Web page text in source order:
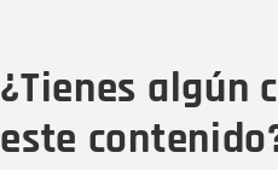
¿Tienes algún
este